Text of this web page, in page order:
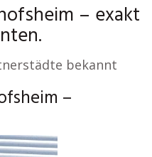
– exakt
bekannt
–